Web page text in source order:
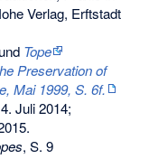
Verlag, Erftstadt
und Tope
Preservation of
Mai 1999, S. 6f.
Juli 2014;
.
, S. 9